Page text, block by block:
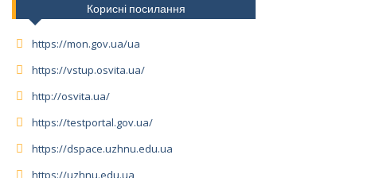
Корисні посилання
https://mon.gov.ua/ua
https://vstup.osvita.ua/
http://osvita.ua/
https://testportal.gov.ua/
https://dspace.uzhnu.edu.ua
https://uzhnu.edu.ua